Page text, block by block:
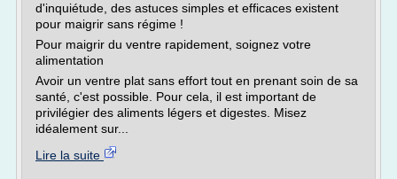
d'inquiétude, des astuces simples et efficaces existent
pour maigrir sans régime !
Pour maigrir du ventre rapidement, soignez votre
alimentation
Avoir un ventre plat sans effort tout en prenant soin de sa
santé, c'est possible. Pour cela, il est important de
privilégier des aliments légers et digestes. Misez
idéalement sur...
Lire la suite